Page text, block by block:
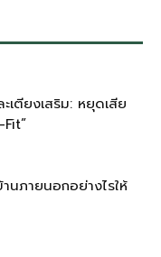
เตียงเสริม: หยุดเสีย
นภายนอกอย่างไรให้